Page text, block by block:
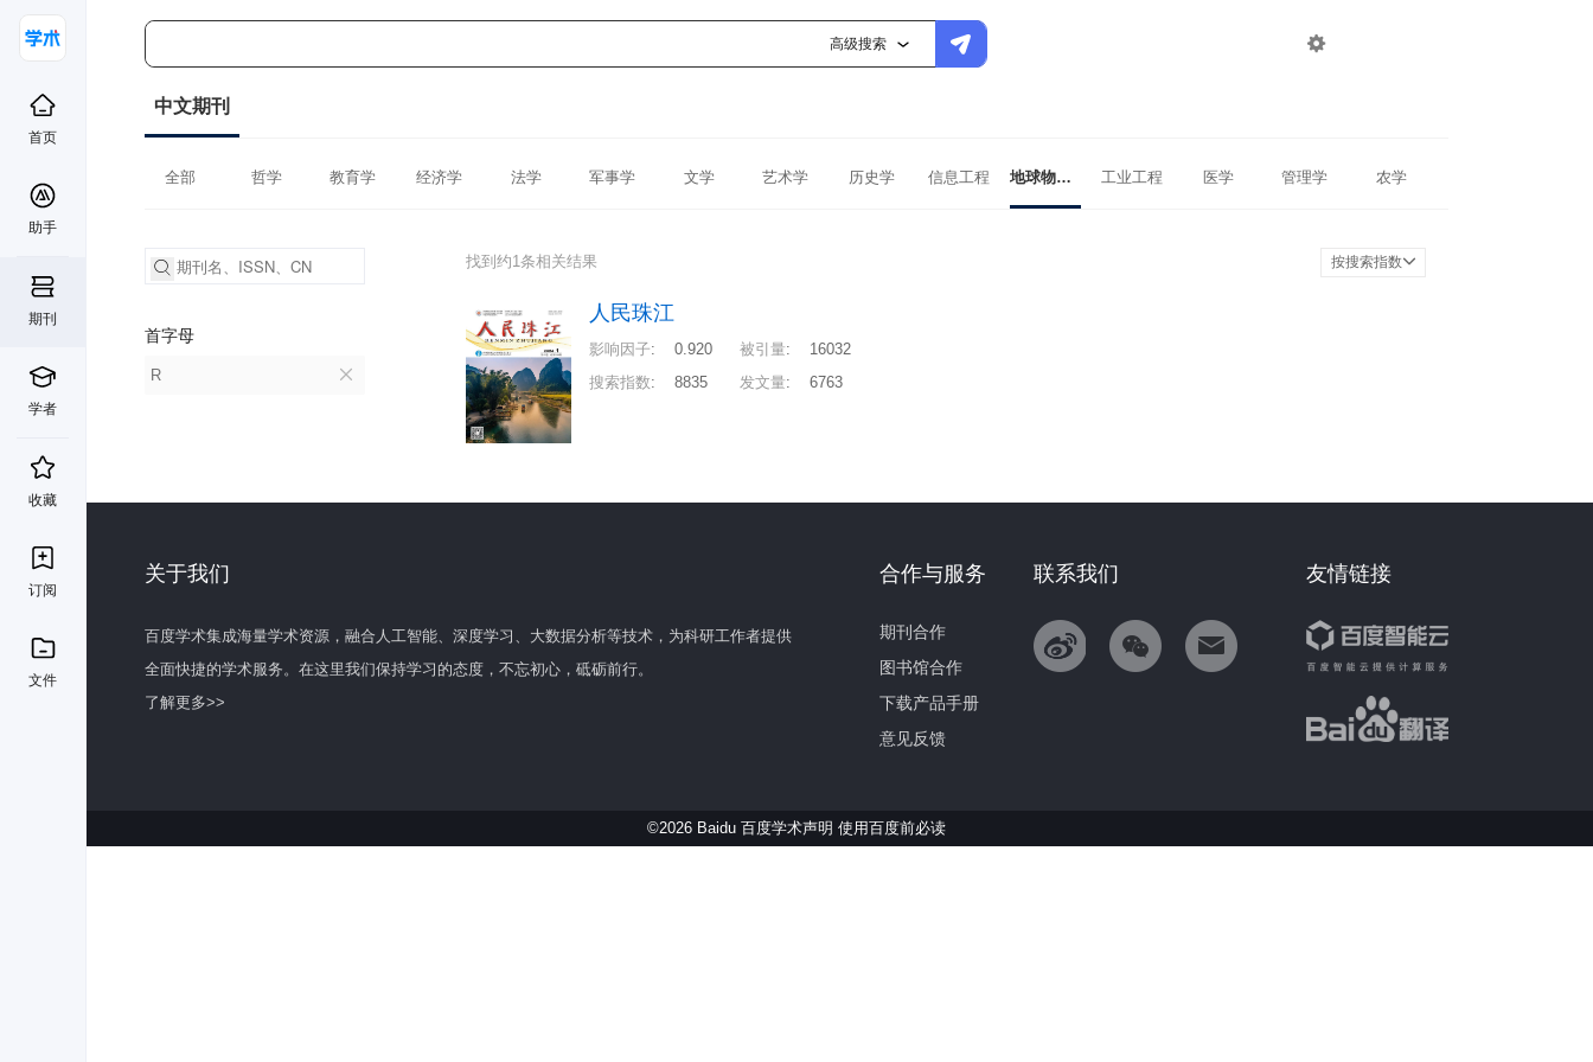
高级搜索 
首页
助手
期刊
学者
收藏
订阅
文件
中文期刊
全部 哲学 教育学 经济学 法学 军事学 文学 艺术学 历史学 信息工程 地球物理学 工业工程 医学 管理学 农学
首字母
R
找到约1条相关结果 按搜索指数
人民珠江
影响因子: 0.920 被引量:
16032
搜索指数: 8835 发文量: 6763
关于我们
百度学术集成海量学术资源，融合人工智能、深度学习、大数据分析等技术，为科研工作者提供
全面快捷的学术服务。在这里我们保持学习的态度，不忘初心，砥砺前行。
了解更多>>
友情链接
联系我们
合作与服务
期刊合作
图书馆合作
下载产品手册
意见反馈
©2026 Baidu 百度学术声明 使用百度前必读